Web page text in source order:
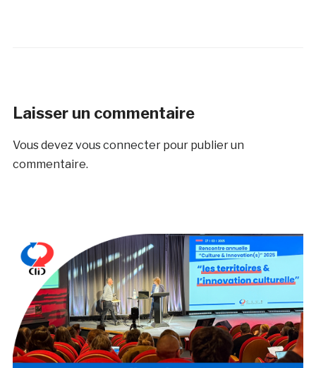
Laisser un commentaire
Vous devezvous connecterpour publier un
commentaire.